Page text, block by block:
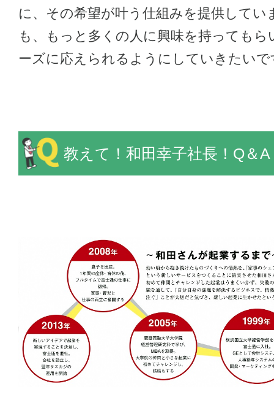
に、その希望が叶う仕組みを提供してい
も、もっと多くの人に興味を持ってもら
ーズに応えられるようにしていきたいで
教えて！和田幸子社長！Q＆A